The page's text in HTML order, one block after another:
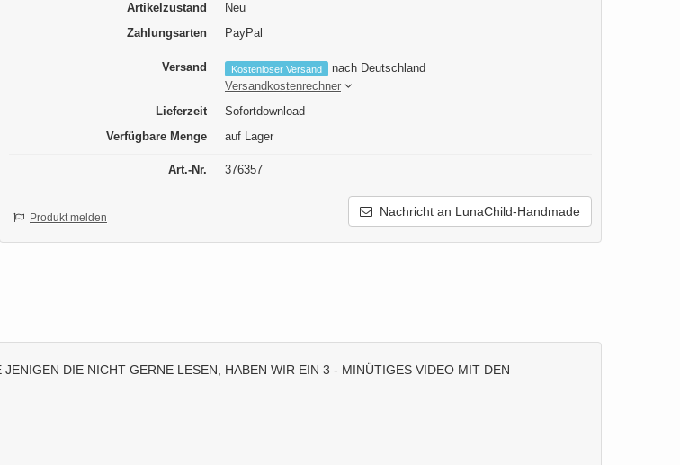
Artikelzustand
Neu
Zahlungsarten
PayPal
Versand Kostenloser Versand
nach Deutschland
Versandkostenrechner
Lieferzeit
Sofortdownload
Verfügbare Menge
auf Lager
Art.-Nr. 376357
Nachricht an LunaChild-Handmade
Produkt melden
DIE NICHT GERNE LESEN, HABEN WIR EIN 3 - MINÜTIGES VIDEO MIT DEN